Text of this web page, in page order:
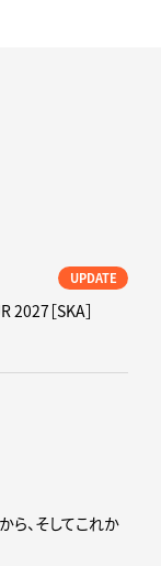
UPDATE
［SKA］
ら、そしてこれか